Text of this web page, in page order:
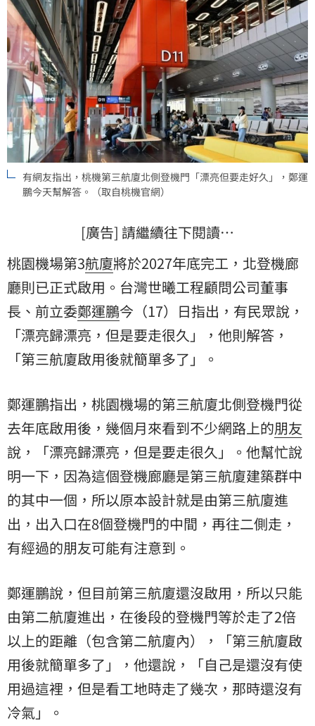
有網友指出，桃機第三航廈北側登機門「漂亮但要走好久」，鄭運
鵬今天幫解答。（取自桃機官網）
[廣告] 請繼續往下閱讀…
桃園機場第3航廈將於2027年底完工，北登機廊
廳則已正式啟用。台灣世曦工程顧問公司董事
長、前立委鄭運鵬今（17）日指出，有民眾說，
「漂亮歸漂亮，但是要走很久」，他則解答，
「第三航廈啟用後就簡單多了」。
鄭運鵬指出，桃園機場的第三航廈北側登機門從
去年底啟用後，幾個月來看到不少網路上的朋友
說，「漂亮歸漂亮，但是要走很久」。他幫忙說
明一下，因為這個登機廊廳是第三航廈建築群中
的其中一個，所以原本設計就是由第三航廈進
出，出入口在8個登機門的中間，再往二側走，
有經過的朋友可能有注意到。
鄭運鵬說，但目前第三航廈還沒啟用，所以只能
由第二航廈進出，在後段的登機門等於走了2倍
以上的距離（包含第二航廈內），「第三航廈啟
用後就簡單多了」，他還說，「自己是還沒有使
用過這裡，但是看工地時走了幾次，那時還沒有
冷氣」。